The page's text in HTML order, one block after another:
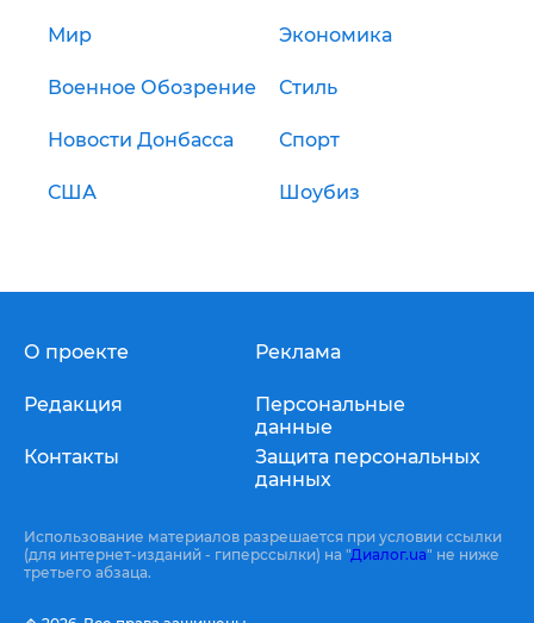
Мир Экономика
Военное Обозрение Стиль
Новости Донбасса Спорт
США Шоубиз
О проекте
Редакция
Контакты
Реклама
Персональные
данные
Защита персональных
данных
Использование материалов разрешается при условии ссылки
(для интернет-изданий - гиперссылки) на "Диалог.ua" не ниже
третьего абзаца.